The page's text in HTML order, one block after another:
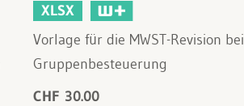
XLSX
Vorlage für die MWST-Revision bei
Gruppenbesteuerung
CHF 30.00